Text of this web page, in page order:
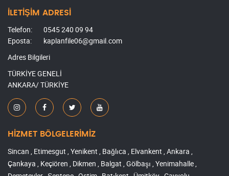
İLETİŞİM ADRESİ
Telefon:
0545 240 09 94
Eposta:
kaplanfile06@gmail.com
Adres Bilgileri
TÜRKİYE GENELİ
ANKARA/ TÜRKİYE
HİZMET BÖLGELERİMİZ
Sincan , Etimesgut , Yenikent , Bağlıca , Elvankent , Ankara ,
Çankaya , Keçiören , Dikmen , Balgat , Gölbaşı , Yenimahalle ,